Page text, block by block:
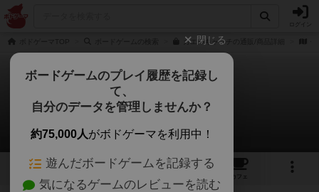
ログイン
カエルキャッチの通販/商品詳細
カエルキャッチ！
2件の画像
2 2
カフェ
閉じる
ボードゲームのプレイ履歴を記録し
て、
自分のデータを管理しませんか？
約75,000人がボドゲーマを利用中！
遊んだボードゲームを記録する
気になるゲームのレビューを読む